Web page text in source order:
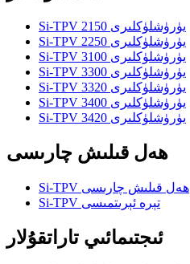
Si-TPV 2150 يۈرۈشلۈكلىرى
Si-TPV 2250 يۈرۈشلۈكلىرى
Si-TPV 3100 يۈرۈشلۈكلىرى
Si-TPV 3300 يۈرۈشلۈكلىرى
Si-TPV 3320 يۈرۈشلۈكلىرى
Si-TPV 3400 يۈرۈشلۈكلىرى
Si-TPV 3420 يۈرۈشلۈكلىرى
ھەل قىلىش چارىسى
Si-TPV ھەل قىلىش چارىسى
Si-TPV تېرە ئېرىتمىسى
ئىجتىمائىي تاراتقۇلار